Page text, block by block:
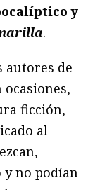
y
.
autores de
ocasiones,
ficción,
al
no podían